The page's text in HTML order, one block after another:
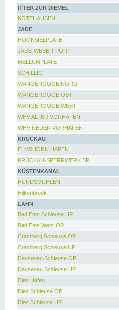
ITTER ZUR DIEMEL
KOTTHAUSEN
JADE
HOOKSIELPLATE
JADE-WESER-PORT
MELLUMPLATE
SCHILLIG
WANGEROOGE NORD
WANGEROOGE OST
WANGEROOGE WEST
WHV ALTER VORHAFEN
WHV NEUER VORHAFEN
KRÜCKAU
ELMSHORN HAFEN
KRÜCKAU-SPERRWERK BP
KÜSTENKANAL
HUNDSMÜHLEN
Hilkenbrook
LAHN
Bad Ems Schleuse UP
Bad Ems Wehr OP
Cramberg Schleuse OP
Cramberg Schleuse UP
Dausenau Schleuse OP
Dausenau Schleuse UP
Diez Hafen
Diez Schleuse OP
Diez Schleuse UP